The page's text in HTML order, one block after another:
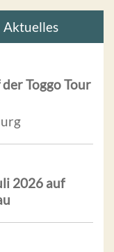
Aktuelles
Toggo Tour
2026 auf